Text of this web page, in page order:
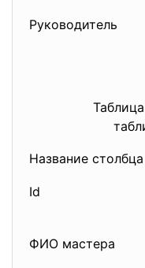
Руководитель
Название столбца
Id
ФИО мастера